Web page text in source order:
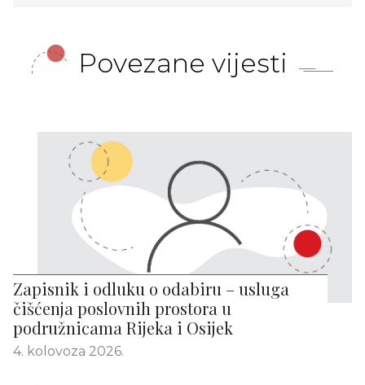
Povezane vijesti
Zapisnik i odluku o odabiru – usluga
čišćenja poslovnih prostora u
podružnicama Rijeka i Osijek
4. kolovoza 2026.